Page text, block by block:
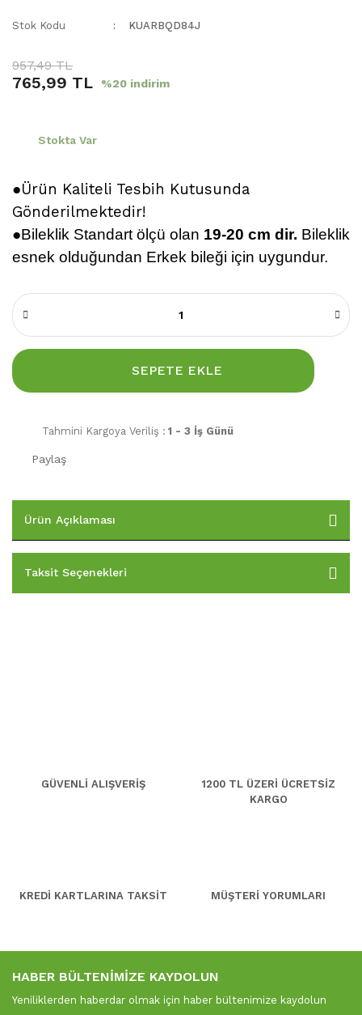
Stok Kodu KUARBQD84J
957,49 TL
765,99 TL %20 indirim
Stokta Var
●Ürün Kaliteli Tesbih Kutusunda
Gönderilmektedir!
●Bileklik Standart ölçü olan 19-20 cm dir. Bileklik
esnek olduğundan Erkek bileği için uygundur.
SEPETE EKLE
Tahmini Kargoya Veriliş : 1 - 3 İş Günü
Paylaş
Ürün Açıklaması
Taksit Seçenekleri
GÜVENLİ ALIŞVERİŞ
1200 TL ÜZERİ ÜCRETSİZ
KARGO
KREDİ KARTLARINA TAKSİT MÜŞTERİ YORUMLARI
HABER BÜLTENİMİZE KAYDOLUN
Yeniliklerden haberdar olmak için haber bültenimize kaydolun